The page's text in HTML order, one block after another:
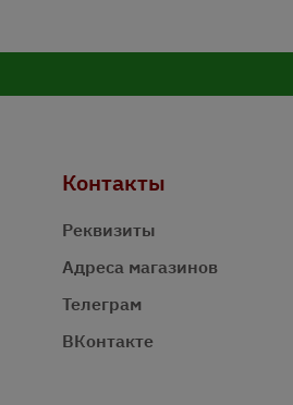
Контакты
Реквизиты
Адреса магазинов
Телеграм
ВКонтакте